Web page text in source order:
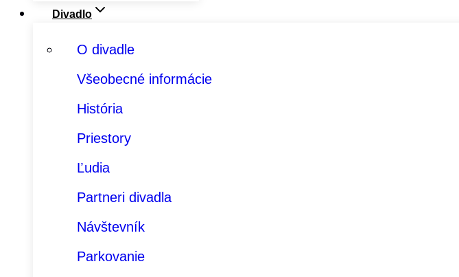
Divadlo
O divadle
Všeobecné informácie
História
Priestory
Ľudia
Partneri divadla
Návštevník
Parkovanie